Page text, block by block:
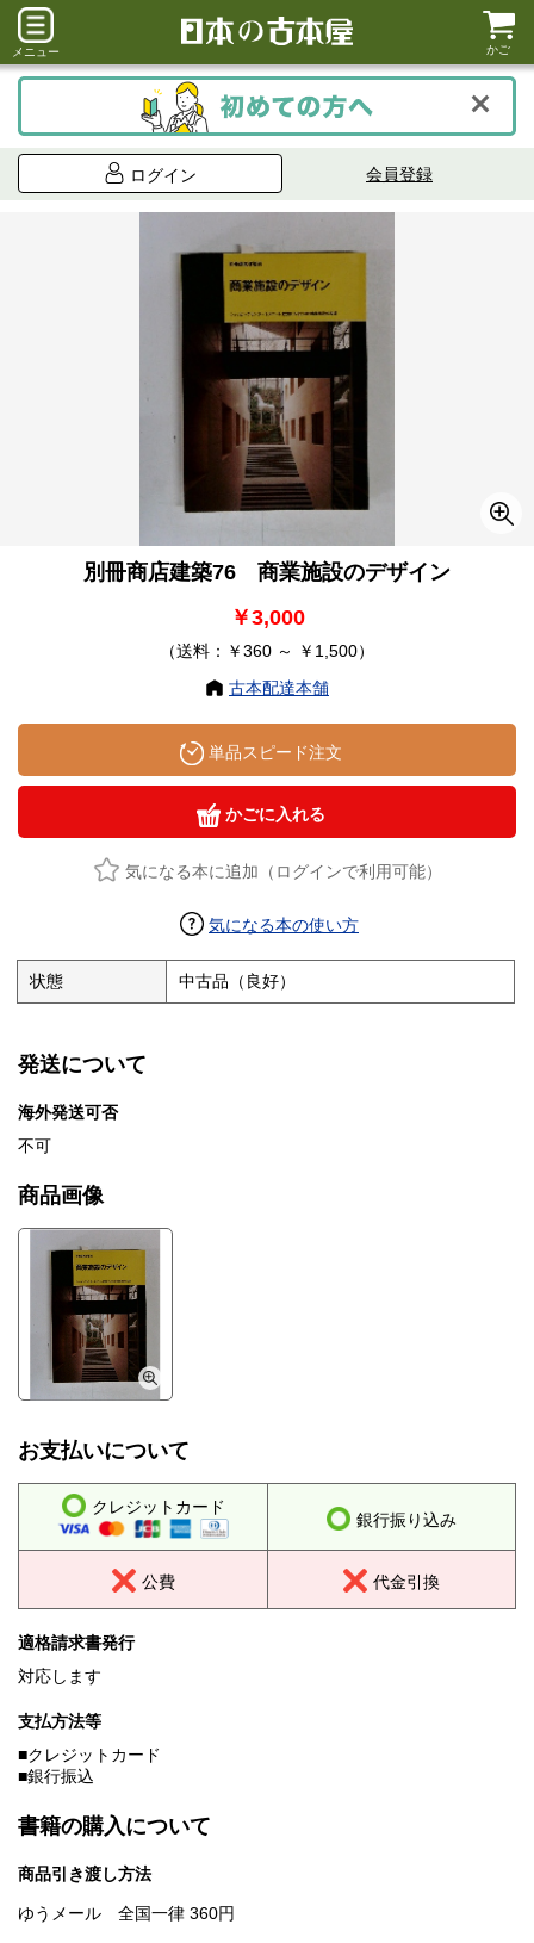
メニュー かご
ログイン 会員登録
別冊商店建築76 商業施設のデザイン
￥3,000
（送料：￥360 ～ ￥1,500）
古本配達本舗
単品スピード注文
かごに入れる
気になる本に追加（ログインで利用可能）
気になる本の使い方
状態 中古品（良好）
発送について
海外発送可否
不可
商品画像
お支払いについて
クレジットカード
銀行振り込み
公費 代金引換
適格請求書発行
対応します
支払方法等
■クレジットカード
■銀行振込
書籍の購入について
商品引き渡し方法
ゆうメール 全国一律 360円